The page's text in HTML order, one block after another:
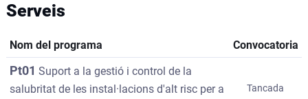
Serveis
Nom del programa Convocatoria
Pt01 Suport a la gestió i control de la
salubritat de les instal·lacions d'alt risc per a
Tancada